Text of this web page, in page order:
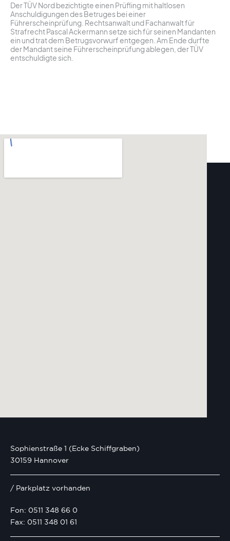
Der TÜV Nord bezichtigte einen Prüfling mit haltlosen
Anschuldigungen des Betruges bei einer
Führerscheinprüfung. Rechtsanwalt und Fachanwalt für
Strafrecht Pascal Ackermann setze sich für seinen Mandanten
ein und trat dem Betrugsvorwurf entgegen. Am Ende durfte
der Mandant seine Führerscheinprüfung ablegen, der TÜV
entschuldigte sich.
Sophienstraße 1 (Ecke Schiffgraben)
30159 Hannover
/ Parkplatz vorhanden
Fon: 0511 348 66 0
Fax: 0511 348 01 61